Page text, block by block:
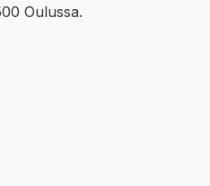
Oulussa.